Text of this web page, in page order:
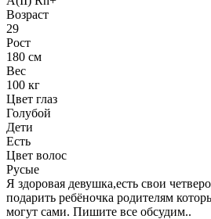
Возраст
29
Рост
180 см
Вес
100 кг
Цвет глаз
Голубой
Дети
Есть
Цвет волос
Русые
Я здоровая девушка,есть свои
подарить ребёночка родителям
могут сами. Пишите все обсудим..